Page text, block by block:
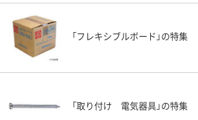
「フレキシブルボード」の特集
「取り付け 電気器具」の特集